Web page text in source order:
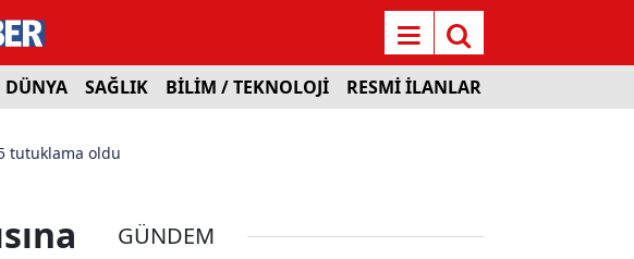
DÜNYA SAĞLIK BİLİM / TEKNOLOJİ RESMİ İLANLAR
tutuklama oldu
GÜNDEM